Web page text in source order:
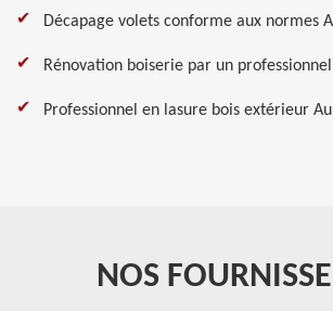
Décapage volets conforme aux normes
Rénovation boiserie par un
Professionnel en lasure bois extérieur
NOS